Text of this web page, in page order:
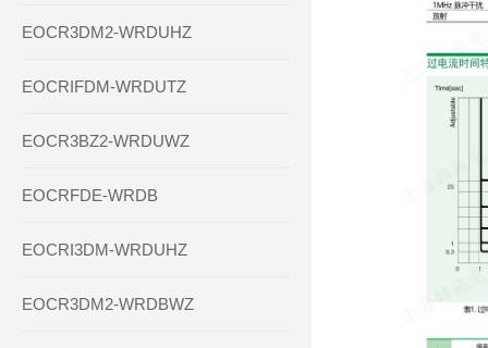
EOCR3DM2-WRDUHZ
EOCRIFDM-WRDUTZ
EOCR3BZ2-WRDUWZ
EOCRFDE-WRDB
EOCRI3DM-WRDUHZ
EOCR3DM2-WRDBWZ